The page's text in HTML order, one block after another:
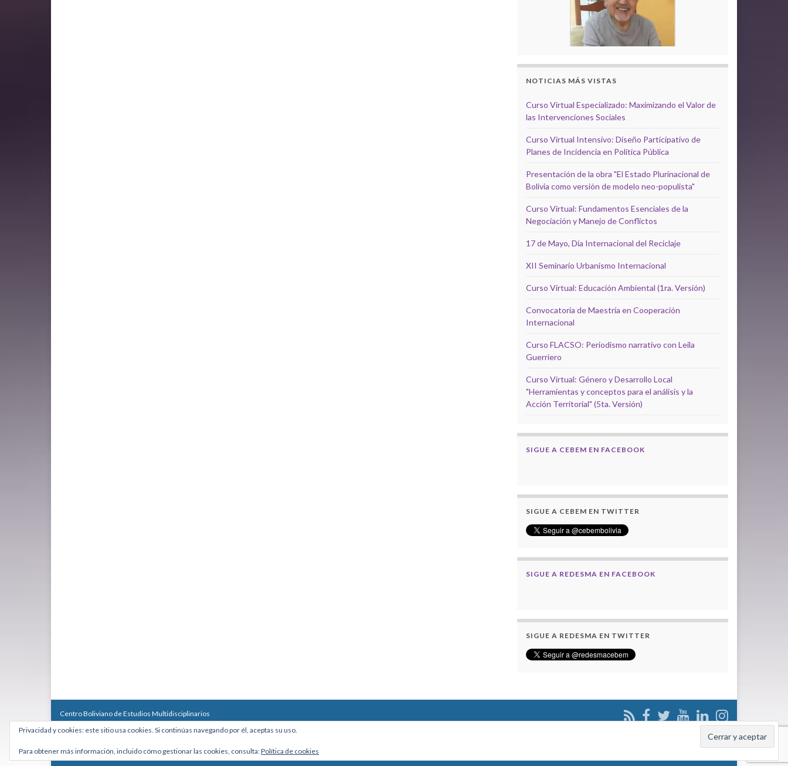
NOTICIAS MÁS VISTAS
Curso Virtual Especializado: Maximizando el Valor de
las Intervenciones Sociales
Curso Virtual Intensivo: Diseño Participativo de
Planes de Incidencia en Política Pública
Presentación de la obra "El Estado Plurinacional de
Bolivia como versión de modelo neo-populista"
Curso Virtual: Fundamentos Esenciales de la
Negociación y Manejo de Conflictos
17 de Mayo, Día Internacional del Reciclaje
XII Seminario Urbanismo Internacional
Curso Virtual: Educación Ambiental (1ra. Versión)
Convocatoria de Maestría en Cooperación
Internacional
Curso FLACSO: Periodismo narrativo con Leila
Guerriero
Curso Virtual: Género y Desarrollo Local
"Herramientas y conceptos para el análisis y la
Acción Territorial" (5ta. Versión)
SIGUE A CEBEM EN FACEBOOK
SIGUE A CEBEM EN TWITTER
SIGUE A REDESMA EN FACEBOOK
SIGUE A REDESMA EN TWITTER
Centro Boliviano de Estudios Multidisciplinarios
Calle Macario Pinilla # 2588 esq. Av. Arce, Edificio Arcadia, Mezzanine, Of. 101 - La Paz, Bolivia
Teléfono: +591 2431818 - Celular: +591 73027636
Hecho con
por Graphene Themes.
Privacidad y cookies: este sitio usa cookies. Si continúas navegando por él, aceptas su uso.
Para obtener más información, incluido cómo gestionar las cookies, consulta:Política de cookies